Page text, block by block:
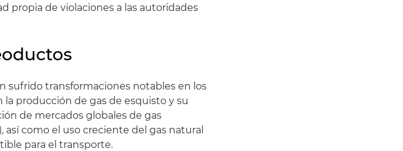
propia de violaciones a las autoridades
sufrido transformaciones notables en los
producción de gas de esquisto y su
de mercados globales de gas
como el uso creciente del gas natural
para el transporte.